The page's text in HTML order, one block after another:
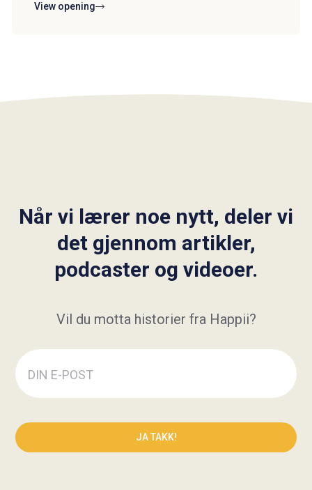
View opening
Når vi lærer noe nytt, deler vi
det gjennom artikler,
podcaster og videoer.
Vil du motta historier fra Happii?